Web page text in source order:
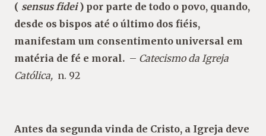
( sensus fidei) por parte de todo o povo, quando,
desde os bispos até o último dos fiéis,
manifestam um consentimento universal em
matéria de fé e moral. – Catecismo da Igreja
Católica, n. 92
Antes da segunda vinda de Cristo, a Igreja deve